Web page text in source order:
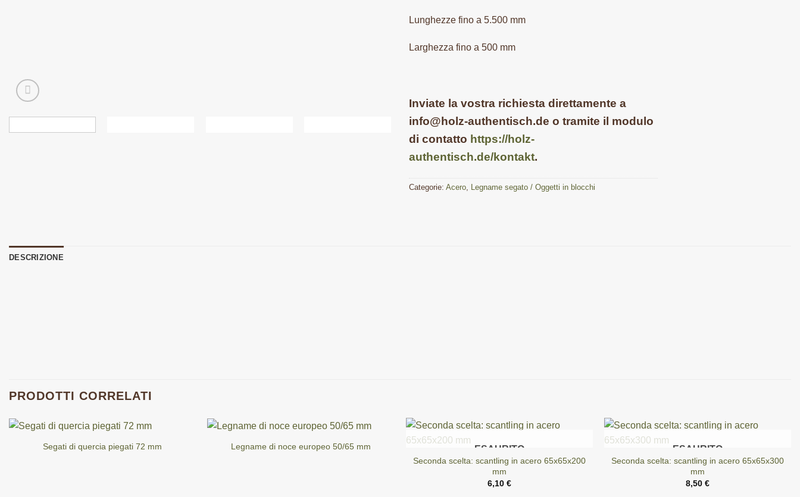
Lunghezze fino a 5.500 mm
Larghezza fino a 500 mm
Inviate la vostra richiesta direttamente a
info@holz-authentisch.de o tramite il modulo
di contatto https://holz-
authentisch.de/kontakt.
Categorie: Acero, Legname segato / Oggetti in blocchi
DESCRIZIONE
PRODOTTI CORRELATI
Segati di quercia piegati 72 mm Legname di noce europeo 50/65 mm ESAURITO
Seconda scelta: scantling in acero 65x65x200
mm
6,10 €
ESAURITO
Seconda scelta: scantling in acero 65x65x300
mm
8,50€